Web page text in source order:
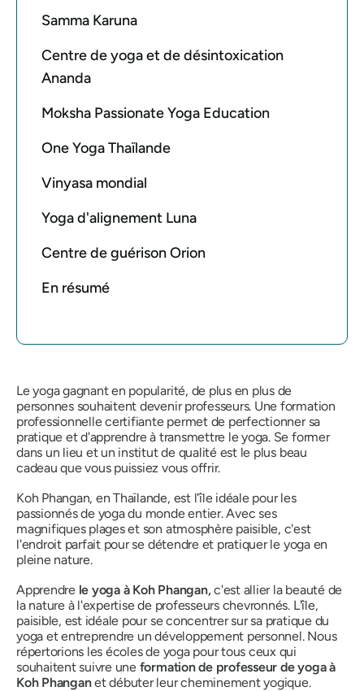
Samma Karuna
Centre de yoga et de désintoxication
Ananda
Moksha Passionate Yoga Education
One Yoga Thaïlande
Vinyasa mondial
Yoga d'alignement Luna
Centre de guérison Orion
En résumé
Le yoga gagnant en popularité, de plus en plus de
personnes souhaitent devenir professeurs. Une formation
professionnelle certifiante permet de perfectionner sa
pratique et d'apprendre à transmettre le yoga. Se former
dans un lieu et un institut de qualité est le plus beau
cadeau que vous puissiez vous offrir.
Koh Phangan, en Thaïlande, est l'île idéale pour les
passionnés de yoga du monde entier. Avec ses
magnifiques plages et son atmosphère paisible, c'est
l'endroit parfait pour se détendre et pratiquer le yoga en
pleine nature.
Apprendre le yoga à Koh Phangan,c'est allier la beauté de
la nature à l'expertise de professeurs chevronnés. L'île,
paisible, est idéale pour se concentrer sur sa pratique du
yoga et entreprendre un développement personnel. Nous
répertorions les écoles de yoga pour tous ceux qui
souhaitent suivre une formation de professeur de yoga à
Koh Phanganet débuter leur cheminement yogique.